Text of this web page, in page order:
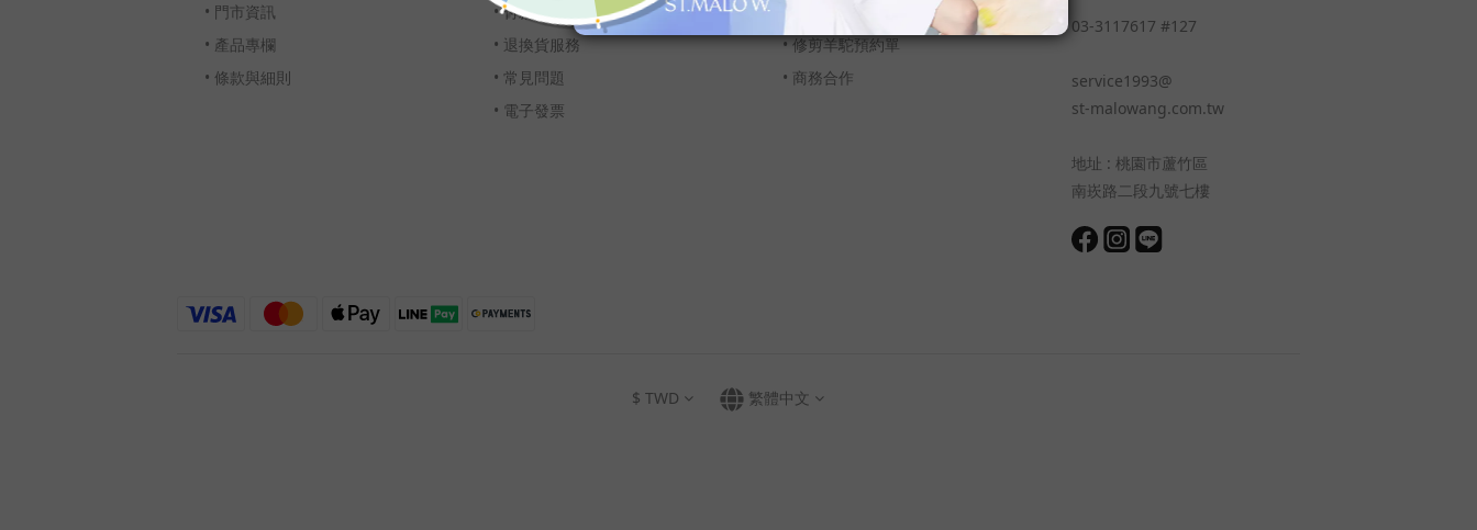
• 門市資訊
• 產品專欄
• 條款與細則
•付款與配送
• 退換貨服務
• 常見問題
• 電子發票
•
•修剪羊駝預約單
• 商務合作
03-3117617 #127
service1993@
st-malowang.com.tw
地址 : 桃園市蘆竹區
南崁路二段九號七樓
$ TWD 繁體中文